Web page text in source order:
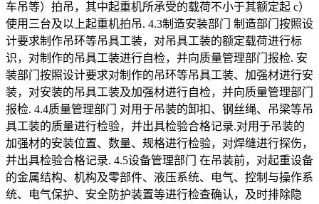
车吊等）拍吊，其中起重机所承受的载荷不小于其额定起 c）
使用三台及以上起重机拍吊. 4.3制造安装部门 制造部门按照设
计要求制作吊环等吊具工装，对吊具工装的额定载荷进行标
识，对制作的吊具工装进行自检，并向质量管理部门报检. 安
装部门按照设计要求对制作的吊环等吊具工装、加强材进行安
装，对安装的吊具工装及加强材进行自检，并向质量管理部门
报检. 4.4质量管理部门 对用于吊装的卸扣、钢丝绳、吊梁等吊
具工装的质量进行检验，并出具检验合格记录.对用于吊装的
加强材的安装位置、数量、规格进行检验，对焊缝进行探伤，
并出具检验合格记录. 4.5设备管理部门 在吊装前，对起重设备
的金属结构、机构及零部件、液压系统、电气、控制与操作系
统、电气保护、安全防护装置等进行检查确认，及时排除隐